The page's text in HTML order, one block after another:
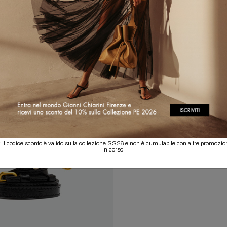
codice sconto è valido sulla collezione SS26 e non è cumulabile con altre
in corso.